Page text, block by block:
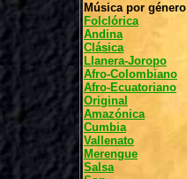
Música por género
Folclórica
Andina
Clásica
Llanera-Joropo
Afro-Colombiano
Afro-Ecuatoriano
Original
Amazónica
Cumbia
Vallenato
Merengue
Salsa